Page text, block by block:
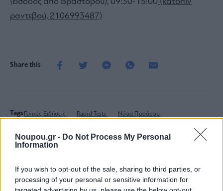
Noupou.gr - Do Not Process My Personal
Information
If you wish to opt-out of the sale, sharing to third parties, or
processing of your personal or sensitive information for
(είσοδος από Βραστόβου), 09:30-15:00 (κατόπιν
ραντεβού, 2106993487)
Share this
Tags Γενικές Ειδήσεις Rapid Tests Νότια Προάστια
τρόπος να κρυώσεις το κρασί